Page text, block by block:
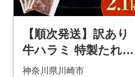
【順次発送】訳あり
牛ハラミ 特製たれ漬
2.1kg 牛肉 お肉 肉 タ
神奈川県川崎市